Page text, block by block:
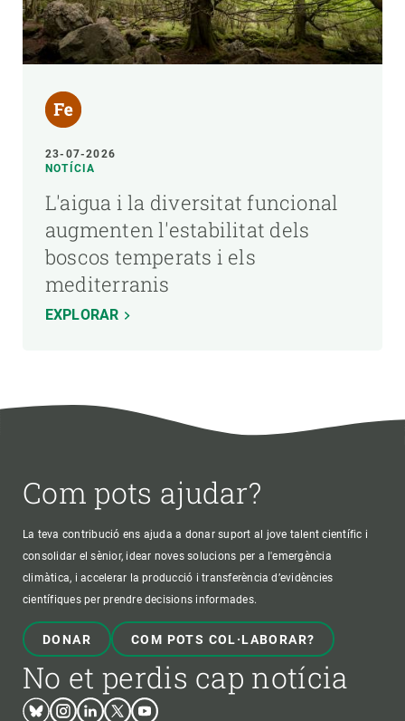
23-07-2026
NOTÍCIA
L'aigua i la diversitat funcional
augmenten l'estabilitat dels
boscos temperats i els
mediterranis
EXPLORAR
Com pots ajudar?
La teva contribució ens ajuda a donar suport al jove talent científic i
consolidar el sènior, idear noves solucions per a l'emergència
climàtica, i accelerar la producció i transferència d’evidències
científiques per prendre decisions informades.
DONAR COM POTS COL·LABORAR?
No et perdis cap notícia
BlueskyInstagram
LinkedinTwitterYoutube